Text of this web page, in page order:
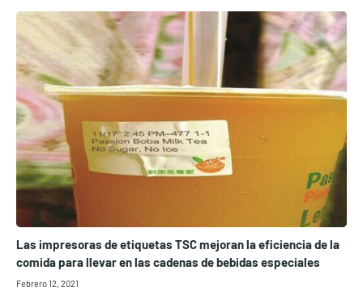
Las impresoras de etiquetas TSC mejoran la eficiencia de la
comida para llevar en las cadenas de bebidas especiales
Febrero 12, 2021